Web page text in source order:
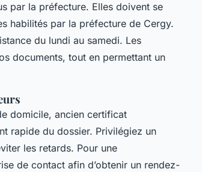
par la préfecture. Elles doivent se
habilités par la préfecture de Cergy.
du lundi au samedi. Les
documents, tout en permettant un
domicile, ancien certificat
rapide du dossier. Privilégiez un
les retards. Pour une
de contact afin d’obtenir un rendez-